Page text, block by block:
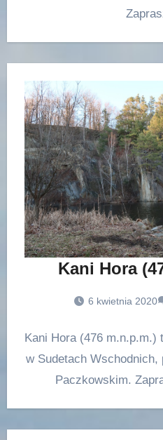
Kani Hora
6 kwietnia 2020
Kani Hora (476 m.n.p.m.)
w Sudetach Wschodnich,
Paczkowskim.